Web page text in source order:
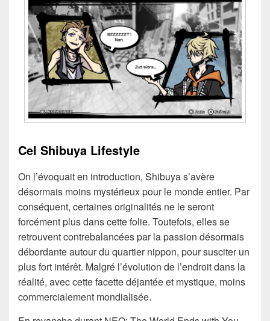
Cel Shibuya Lifestyle
On l’évoquait en introduction, Shibuya s’avère
désormais moins mystérieux pour le monde entier. Par
conséquent, certaines originalités ne le seront
forcément plus dans cette folie. Toutefois, elles se
retrouvent contrebalancées par la passion désormais
débordante autour du quartier nippon, pour susciter un
plus fort intérêt. Malgré l’évolution de l’endroit dans la
réalité, avec cette facette déjantée et mystique, moins
commercialement mondialisée.